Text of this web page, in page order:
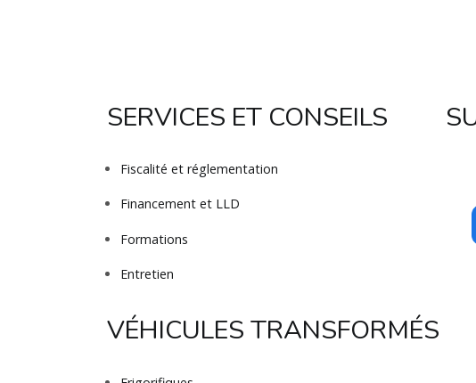
SERVICES ET CONSEILS
Fiscalité et réglementation
Financement et LLD
Formations
Entretien
VÉHICULES TRANSFORMÉS